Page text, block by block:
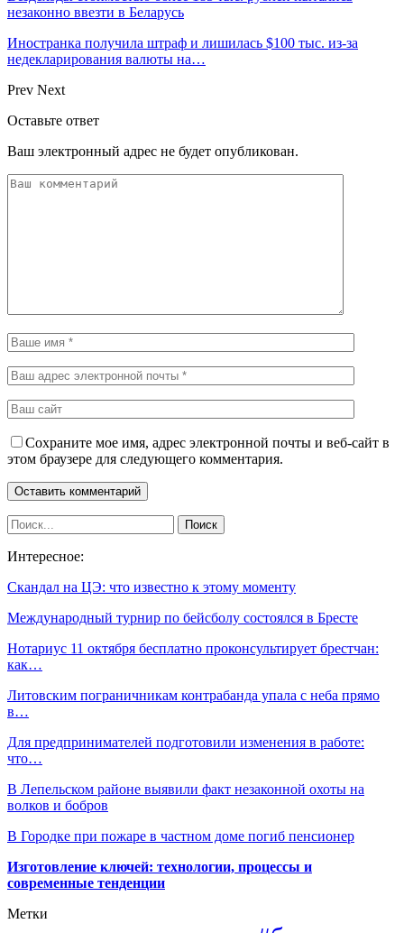
незаконно ввезти в Беларусь
Иностранка получила штраф и лишилась $100 тыс. из-за
недекларирования валюты на…
Prev Next
Оставьте ответ
Ваш электронный адрес не будет опубликован.
Сохраните мое имя, адрес электронной почты и веб-сайт в
этом браузере для следующего комментария.
Интересное:
Скандал на ЦЭ: что известно к этому моменту
Международный турнир по бейсболу состоялся в Бресте
Нотариус 11 октября бесплатно проконсультирует брестчан:
как…
Литовским пограничникам контрабанда упала с неба прямо
в…
Для предпринимателей подготовили изменения в работе:
что…
В Лепельском районе выявили факт незаконной охоты на
волков и бобров
В Городке при пожаре в частном доме погиб пенсионер
Изготовление ключей: технологии, процессы и
современные тенденции
Метки